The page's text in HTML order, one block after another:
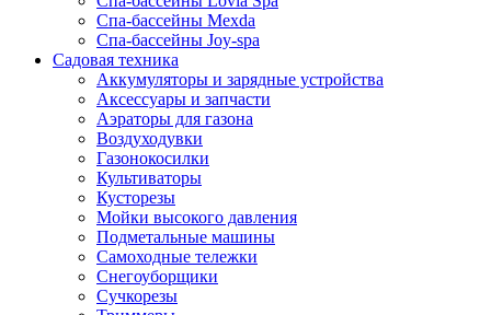
Спа-бассейны Mexda
Спа-бассейны Joy-spa
Садовая техника
Аккумуляторы и зарядные устройства
Аксессуары и запчасти
Аэраторы для газона
Воздуходувки
Газонокосилки
Культиваторы
Кусторезы
Мойки высокого давления
Подметальные машины
Самоходные тележки
Снегоуборщики
Сучкорезы